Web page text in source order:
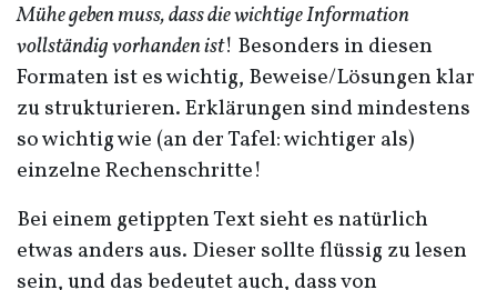
Mühe geben muss, dass die wichtige Information
vollständig vorhanden ist! Besonders in diesen
Formaten ist es wichtig, Beweise/Lösungen klar
zu strukturieren. Erklärungen sind mindestens
so wichtig wie (an der Tafel: wichtiger als)
einzelne Rechenschritte!
Bei einem getippten Text sieht es natürlich
etwas anders aus. Dieser sollte flüssig zu lesen
sein, und das bedeutet auch, dass von